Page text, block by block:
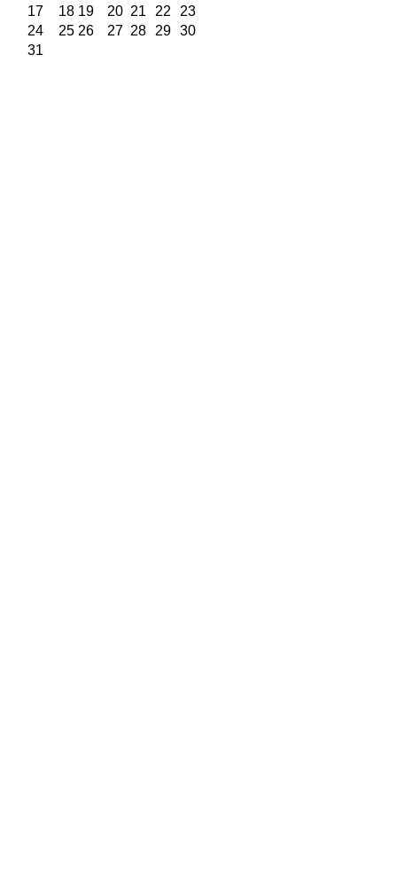
17
18 19 20 21 22
23
24
25 26 27 28 29 30
31